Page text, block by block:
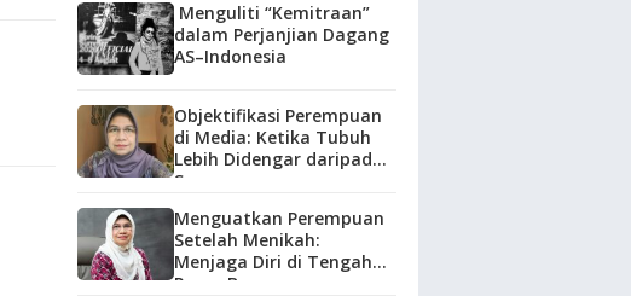
Menguliti “Kemitraan”
dalam Perjanjian Dagang
AS–Indonesia
Objektifikasi Perempuan
di Media: Ketika Tubuh
Lebih Didengar daripada
Suara
Menguatkan Perempuan
Setelah Menikah:
Menjaga Diri di Tengah
Peran Baru